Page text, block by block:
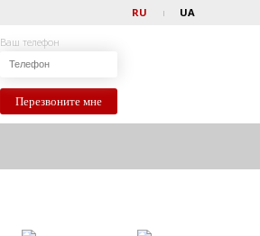
RU UA
Ваш телефон
Перезвоните мне